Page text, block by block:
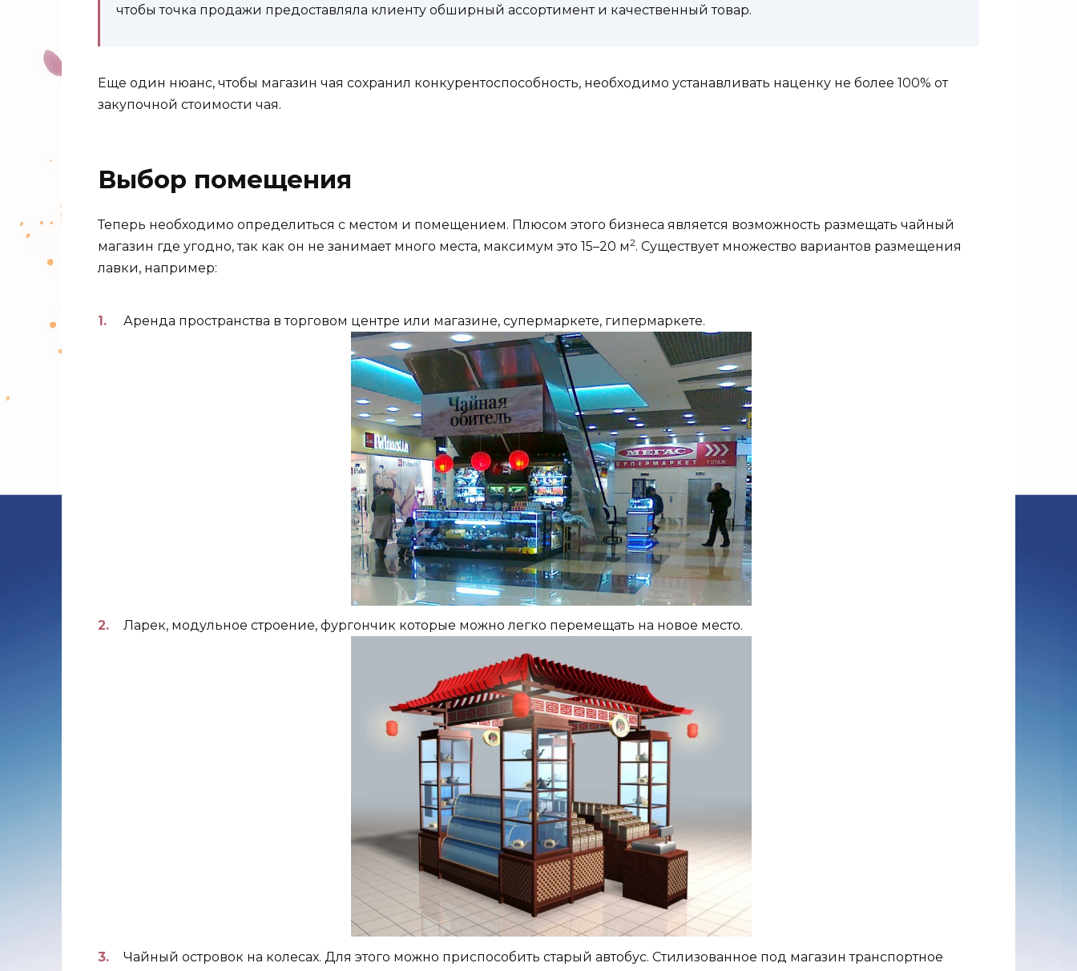
чтобы точка продажи предоставляла клиенту обширный ассортимент и качественный товар.
Еще один нюанс, чтобы магазин чая сохранил конкурентоспособность, необходимо устанавливать наценку не более 100% от
закупочной стоимости чая.
Выбор помещения
Теперь необходимо определиться с местом и помещением. Плюсом этого бизнеса является возможность размещать чайный
магазин где угодно, так как он не занимает много места, максимум это 15–20 м2. Существует множество вариантов размещения
лавки, например:
Аренда пространства в торговом центре или магазине, супермаркете, гипермаркете.
Ларек, модульное строение, фургончик которые можно легко перемещать на новое место.
Чайный островок на колесах. Для этого можно приспособить старый автобус. Стилизованное под магазин транспортное